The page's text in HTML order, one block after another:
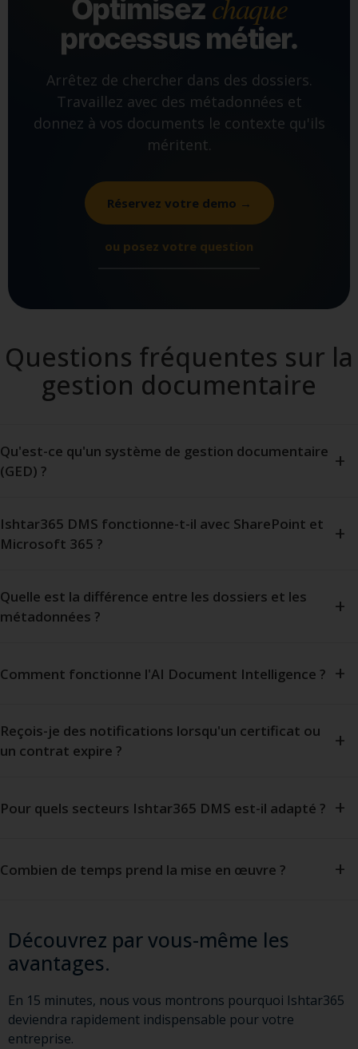
Optimisez
processus métier.
Arrêtez de chercher dans des dossiers.
Travaillez avec des métadonnées et
donnez à vos documents le contexte qu'ils
méritent.
Réservez votre demo →
ou posez votre question
Questions fréquentes sur la
gestion documentaire
Qu'est-ce qu'un système de gestion documentaire
(GED) ?
Ishtar365 DMS fonctionne-t-il avec SharePoint et
Microsoft 365 ?
Quelle est la différence entre les dossiers et les
métadonnées ?
Comment fonctionne l'AI Document Intelligence ?
Reçois-je des notifications lorsqu'un certificat ou
un contrat expire ?
Pour quels secteurs Ishtar365 DMS est-il adapté ?
Combien de temps prend la mise en œuvre ?
Découvrez par vous-même les
avantages.
En 15 minutes, nous vous montrons pourquoi Ishtar365
deviendra rapidement indispensable pour votre
entreprise.